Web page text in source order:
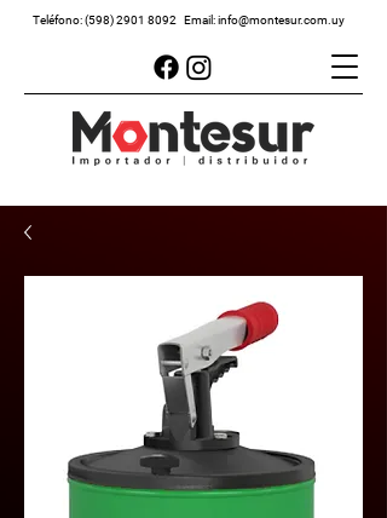
Teléfono:(598) 2901 8092 Email:info@montesur.com.uy